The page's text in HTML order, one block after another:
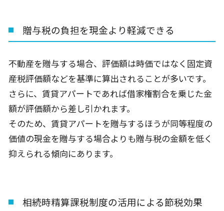
贈与税の負担を現金より軽減できる
不動産を贈与する場合、評価額は時価ではなく固定資
産税評価額などを基準に算出されることが多いです。
さらに、賃貸アパートであれば借家権割合を乗じた金
額が評価額から差し引かれます。
そのため、賃貸アパートを贈与するほうが同等程度の
価値の現金を贈与する場合よりも贈与税の金額を低く
抑えられる傾向にあります。
相続時精算課税制度の活用による節税効果